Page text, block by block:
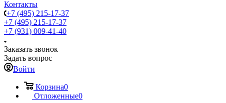
Контакты
+7 (495) 215-17-37
+7 (495) 215-17-37
+7 (931) 009-41-40
Заказать звонок
Задать вопрос
Войти
Корзина0
Отложенные0